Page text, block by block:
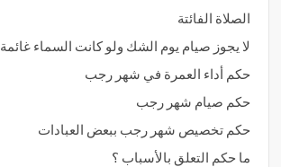
الصلاة الفائتة
لا يجوز صيام يوم الشك ولو كانت السماء غائمة
حكم أداء العمرة في شهر رجب
حكم صيام شهر رجب
حكم تخصيص شهر رجب ببعض العبادات
ما حكم التعلق بالأسباب ؟